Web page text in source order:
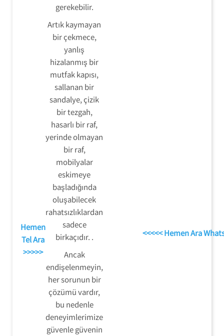
Hemen
Tel Ara
>>>>>
gerekebilir.
Artık kaymayan
bir çekmece,
yanlış
hizalanmış bir
mutfak kapısı,
sallanan bir
sandalye, çizik
bir tezgah,
hasarlı bir raf,
yerinde olmayan
bir raf,
mobilyalar
eskimeye
başladığında
oluşabilecek
rahatsızlıklardan
sadece
birkaçıdır. .
Ancak
endişelenmeyin,
her sorunun bir
çözümü vardır,
bu nedenle
deneyimlerimize
güvenle güvenin
<<<<< Hemen Ara